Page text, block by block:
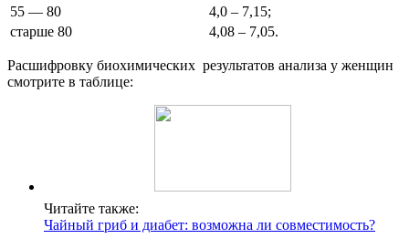
55 — 80
4,0 – 7,15;
старше 80
4,08 – 7,05.
Расшифровку биохимических результатов анализа у женщин
смотрите в таблице:
Читайте также:
Чайный гриб и диабет: возможна ли совместимость?